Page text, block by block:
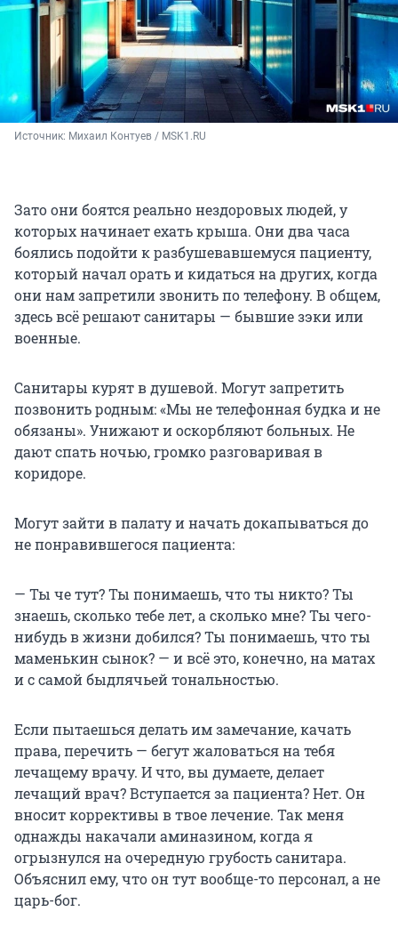
Источник: Михаил Контуев / MSK1.RU
Зато они боятся реально нездоровых людей, у
которых начинает ехать крыша. Они два часа
боялись подойти к разбушевавшемуся пациенту,
который начал орать и кидаться на других, когда
они нам запретили звонить по телефону. В общем,
здесь всё решают санитары — бывшие зэки или
военные.
Санитары курят в душевой. Могут запретить
позвонить родным: «Мы не телефонная будка и не
обязаны». Унижают и оскорбляют больных. Не
дают спать ночью, громко разговаривая в
коридоре.
Могут зайти в палату и начать докапываться до
не понравившегося пациента:
— Ты че тут? Ты понимаешь, что ты никто? Ты
знаешь, сколько тебе лет, а сколько мне? Ты чего-
нибудь в жизни добился? Ты понимаешь, что ты
маменькин сынок? — и всё это, конечно, на матах
и с самой быдлячьей тональностью.
Если пытаешься делать им замечание, качать
права, перечить — бегут жаловаться на тебя
лечащему врачу. И что, вы думаете, делает
лечащий врач? Вступается за пациента? Нет. Он
вносит коррективы в твое лечение. Так меня
однажды накачали аминазином, когда я
огрызнулся на очередную грубость санитара.
Объяснил ему, что он тут вообще-то персонал, а не
царь-бог.